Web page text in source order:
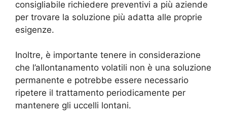
consigliabile richiedere preventivi a più aziende
per trovare la soluzione più adatta alle proprie
esigenze.
Inoltre, è importante tenere in considerazione
che l’allontanamento volatili non è una soluzione
permanente e potrebbe essere necessario
ripetere il trattamento periodicamente per
mantenere gli uccelli lontani.